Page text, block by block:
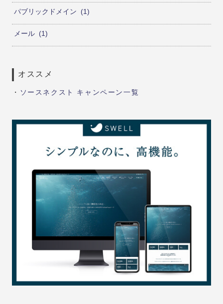
パブリックドメイン 1
メール 1
オススメ
・ ソースネクスト キャンペーン一覧